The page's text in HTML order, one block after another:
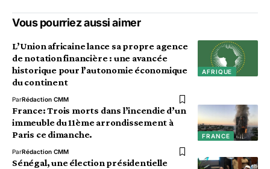
Vous pourriez aussi aimer
AFRIQUE
L’Union africaine lance sa propre agence
de notation financière : une avancée
historique pour l’autonomie économique
du continent
ParRédaction CMM
FRANCE
France: Trois morts dans l’incendie d’un
immeuble du 11ème arrondissement à
Paris ce dimanche.
ParRédaction CMM
Sénégal, une élection présidentielle